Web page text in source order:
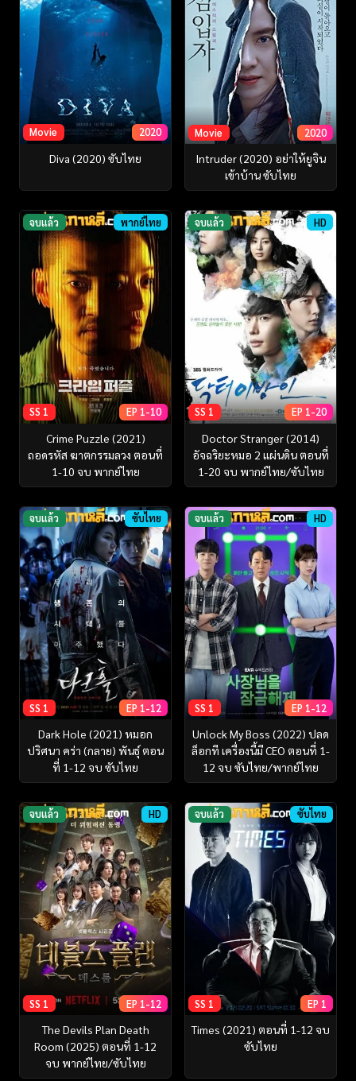
Movie 2020
Diva (2020) ซับไทย
Movie 2020
Intruder (2020) อย่าให้ยูจิน
เข้าบ้าน ซับไทย
จบแล้ว พากย์ไทย
SS 1 EP 1-10
Crime Puzzle (2021)
ถอดรหัส ฆาตกรรมลวง ตอนที่
1-10 จบ พากย์ไทย
จบแล้ว HD
SS 1 EP 1-20
Doctor Stranger (2014)
อัจฉริยะหมอ 2 แผ่นดิน ตอนที่
1-20 จบ พากย์ไทย/ซับไทย
จบแล้ว ซับไทย
SS 1 EP 1-12
Dark Hole (2021) หมอก
ปริศนา คร่า (กลาย) พันธุ์ ตอน
ที่ 1-12 จบ ซับไทย
จบแล้ว HD
SS 1 EP 1-12
Unlock My Boss (2022) ปลด
ล็อกที เครื่องนี้มี CEO ตอนที่ 1-
12 จบ ซับไทย/พากย์ไทย
จบแล้ว HD
SS 1 EP 1-12
The Devils Plan Death
Room (2025) ตอนที่ 1-12
จบ พากย์ไทย/ซับไทย
จบแล้ว ซับไทย
SS 1 EP 1
Times (2021) ตอนที่ 1-12 จบ
ซับไทย